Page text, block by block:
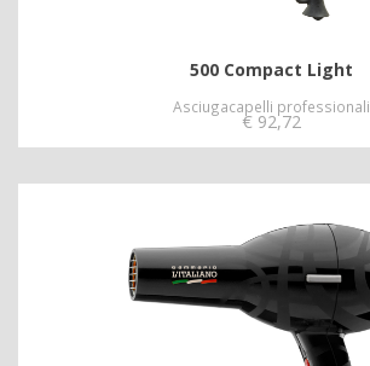
500 Compact Light
Asciugacapelli professionali
€ 92,72